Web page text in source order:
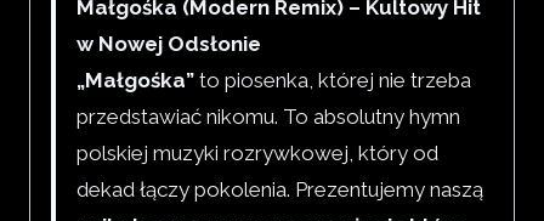
Małgośka (Modern Remix) – Kultowy Hit
w Nowej Odsłonie
„Małgośka” to piosenka, której nie trzeba
przedstawiać nikomu. To absolutny hymn
polskiej muzyki rozrywkowej, który od
dekad łączy pokolenia. Prezentujemy naszą